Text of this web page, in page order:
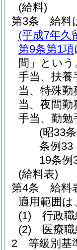
(給料)
第3条
給料
(平成7年久
第9条第1項
間」という
手当、扶養
当、特殊
当、夜間
手当、勤
(昭33
条例33
19条例
(給料表)
第4条
給料
適用範囲
(1)
行政
(2)
医療
2
等級別基